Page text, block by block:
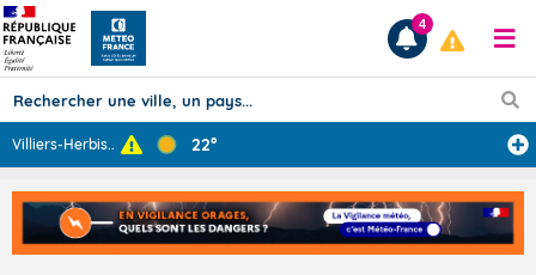
Prévisions
TOUS LES RÉSULTATS
4
Villiers-Herbis... 22°